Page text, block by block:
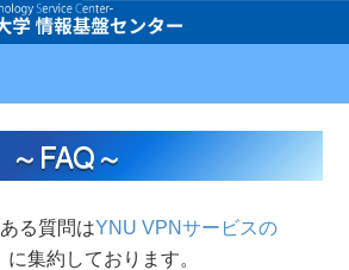
FAQ～
る質問はYNU VPNサービスの
に集約しております。